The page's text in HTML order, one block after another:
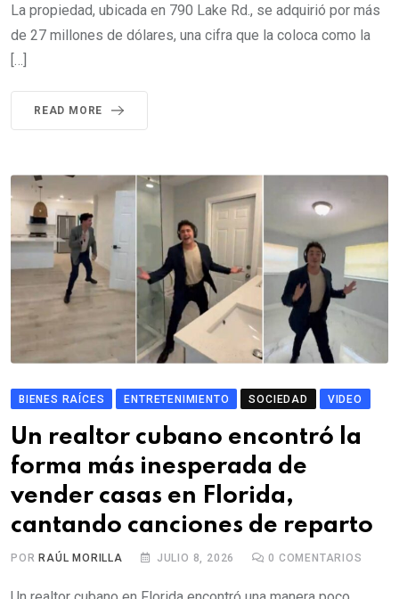
La propiedad, ubicada en 790 Lake Rd., se adquirió por más
de 27 millones de dólares, una cifra que la coloca como la
[…]
READ MORE
BIENES RAÍCES ENTRETENIMIENTO SOCIEDAD VIDEO
Un realtor cubano encontró la
forma más inesperada de
vender casas en Florida,
cantando canciones de reparto
PORRAÚL MORILLA JULIO 8, 2026 0 COMENTARIOS